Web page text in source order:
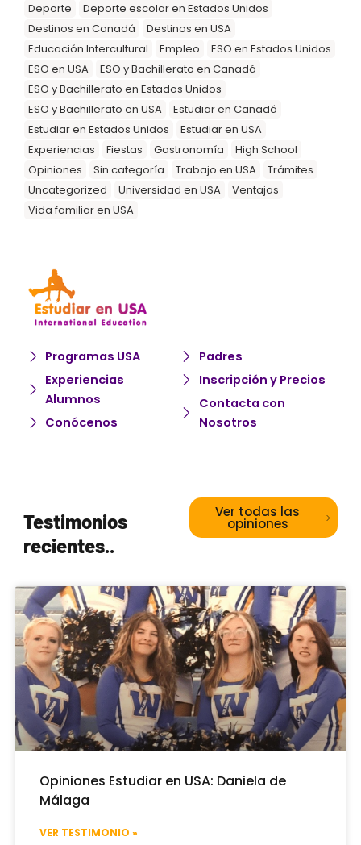
Deporte
Deporte escolar en Estados Unidos
Destinos en Canadá
Destinos en USA
Educación Intercultural
Empleo
ESO en Estados Unidos
ESO en USA
ESO y Bachillerato en Canadá
ESO y Bachillerato en Estados Unidos
ESO y Bachillerato en USA
Estudiar en Canadá
Estudiar en Estados Unidos
Estudiar en USA
Experiencias
Fiestas Gastronomía
High School
Opiniones
Sin categoría Trabajo en USA
Trámites
Uncategorized
Universidad en USA
Ventajas
Vida familiar en USA
Programas USA
Experiencias
Alumnos
Conócenos
Padres
Inscripción y Precios
Contacta con
Nosotros
Testimonios
recientes..
Ver todas las
opiniones
Opiniones Estudiar en USA: Daniela de
Málaga
VER TESTIMONIO »